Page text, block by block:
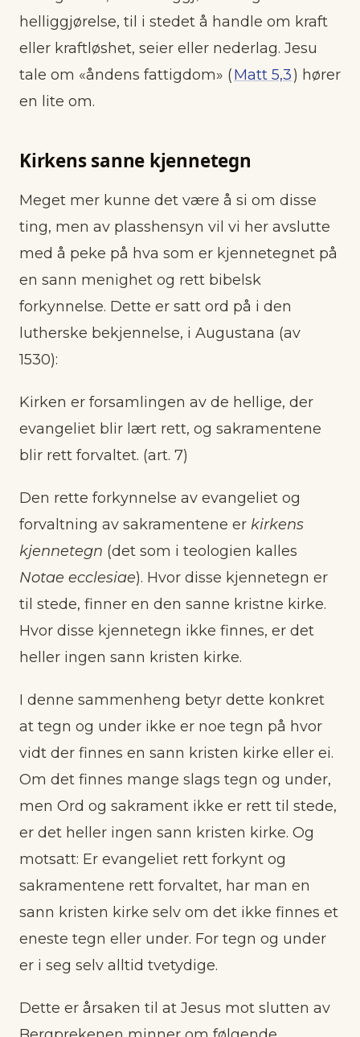
helliggjørelse, til i stedet å handle om kraft
eller kraftløshet, seier eller nederlag. Jesu
tale om «åndens fattigdom» (Matt 5,3) hører
en lite om.
Kirkens sanne kjennetegn
Meget mer kunne det være å si om disse
ting, men av plasshensyn vil vi her avslutte
med å peke på hva som er kjennetegnet på
en sann menighet og rett bibelsk
forkynnelse. Dette er satt ord på i den
lutherske bekjennelse, i Augustana (av
1530):
Kirken er forsamlingen av de hellige, der
evangeliet blir lært rett, og sakramentene
blir rett forvaltet. (art. 7)
Den rette forkynnelse av evangeliet og
forvaltning av sakramentene er kirkens
kjennetegn (det som i teologien kalles
Notae ecclesiae). Hvor disse kjennetegn er
til stede, finner en den sanne kristne kirke.
Hvor disse kjennetegn ikke finnes, er det
heller ingen sann kristen kirke.
I denne sammenheng betyr dette konkret
at tegn og under ikke er noe tegn på hvor
vidt der finnes en sann kristen kirke eller ei.
Om det finnes mange slags tegn og under,
men Ord og sakrament ikke er rett til stede,
er det heller ingen sann kristen kirke. Og
motsatt: Er evangeliet rett forkynt og
sakramentene rett forvaltet, har man en
sann kristen kirke selv om det ikke finnes et
eneste tegn eller under. For tegn og under
er i seg selv alltid tvetydige.
Dette er årsaken til at Jesus mot slutten av